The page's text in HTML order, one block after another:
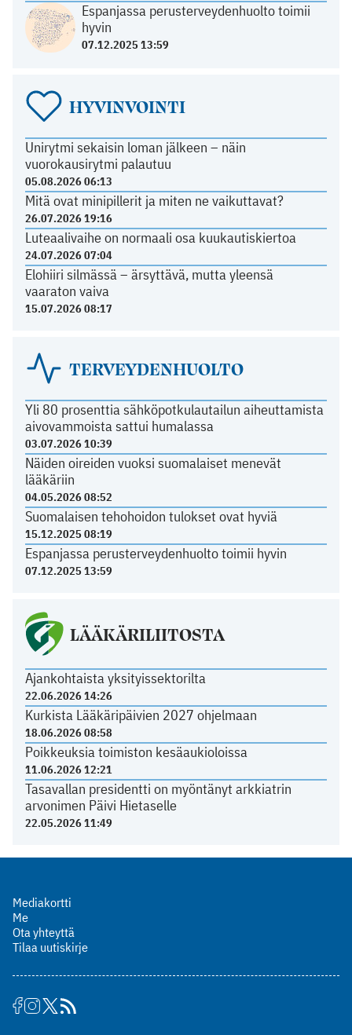
Espanjassa perusterveydenhuolto toimii
hyvin
07.12.2025 13:59
HYVINVOINTI
Unirytmi sekaisin loman jälkeen – näin
vuorokausirytmi palautuu
05.08.2026 06:13
Mitä ovat minipillerit ja miten ne vaikuttavat?
26.07.2026 19:16
Luteaalivaihe on normaali osa kuukautiskiertoa
24.07.2026 07:04
Elohiiri silmässä – ärsyttävä, mutta yleensä
vaaraton vaiva
15.07.2026 08:17
TERVEYDENHUOLTO
Yli 80 prosenttia sähköpotkulautailun aiheuttamista
aivovammoista sattui humalassa
03.07.2026 10:39
Näiden oireiden vuoksi suomalaiset menevät
lääkäriin
04.05.2026 08:52
Suomalaisen tehohoidon tulokset ovat hyviä
15.12.2025 08:19
Espanjassa perusterveydenhuolto toimii hyvin
07.12.2025 13:59
LÄÄKÄRILIITOSTA
Ajankohtaista yksityissektorilta
22.06.2026 14:26
Kurkista Lääkäripäivien 2027 ohjelmaan
18.06.2026 08:58
Poikkeuksia toimiston kesäaukioloissa
11.06.2026 12:21
Tasavallan presidentti on myöntänyt arkkiatrin
arvonimen Päivi Hietaselle
22.05.2026 11:49
Mediakortti
Me
Ota yhteyttä
Tilaa uutiskirje